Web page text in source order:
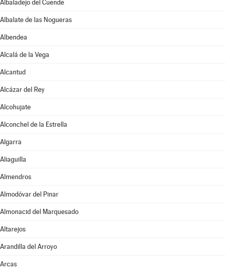
Albaladejo del Cuende
Albalate de las Nogueras
Albendea
Alcalá de la Vega
Alcantud
Alcázar del Rey
Alcohujate
Alconchel de la Estrella
Algarra
Aliaguilla
Almendros
Almodóvar del Pinar
Almonacid del Marquesado
Altarejos
Arandilla del Arroyo
Arcas